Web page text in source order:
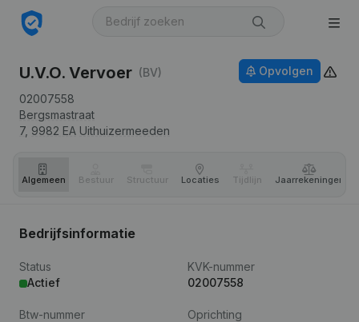
U.V.O. Vervoer (BV)
02007558
Bergsmastraat
7, 9982 EA Uithuizermeeden
Opvolgen
Algemeen Bestuur Structuur Locaties Tijdlijn Jaar­rekeningen
Bedrijfsinformatie
Status
Actief
KVK-nummer
02007558
Btw-nummer
Oprichting